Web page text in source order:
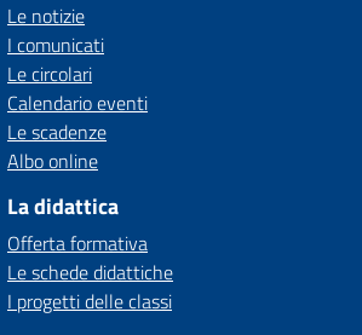
Le notizie
I comunicati
Le circolari
Calendario eventi
Le scadenze
Albo online
La didattica
Offerta formativa
Le schede didattiche
I progetti delle classi